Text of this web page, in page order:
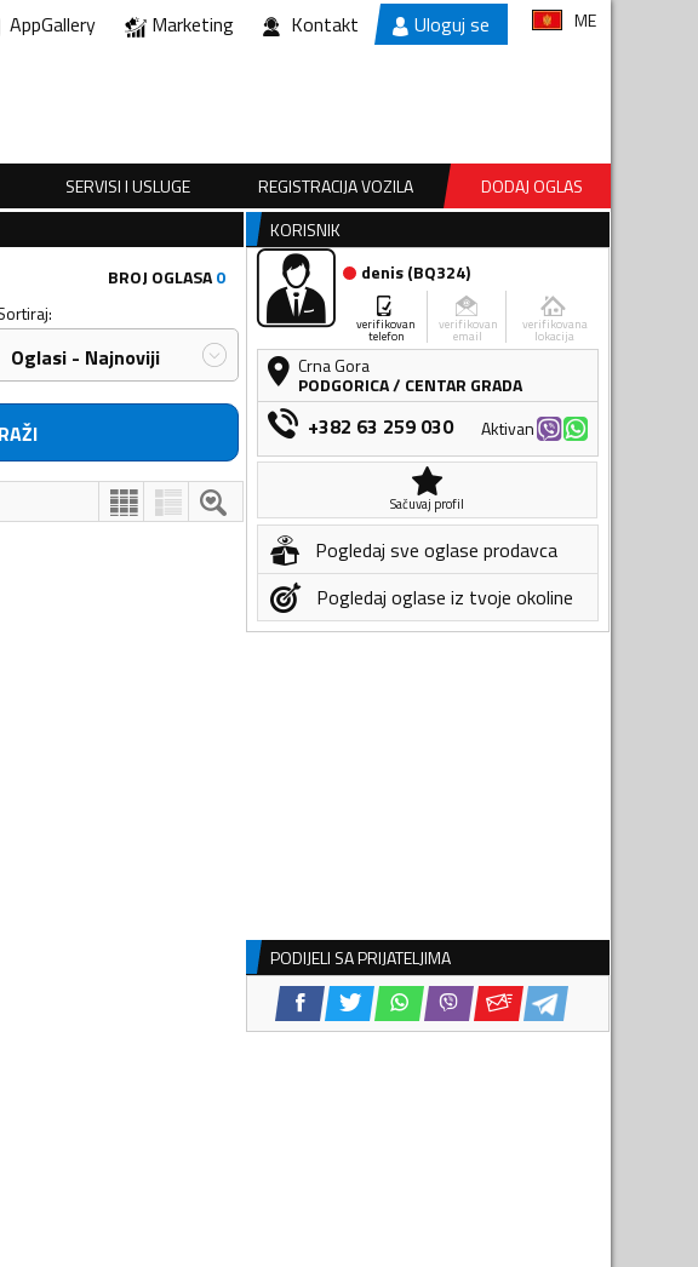
AppGallery Marketing Kontakt Uloguj se ME
SERVISI I USLUGE REGISTRACIJA VOZILA
DODAJ OGLAS
BROJ OGLASA0
Oglasi - Najnoviji
KORISNIK
denis(BQ324)
verifikovan
telefon
verifikovan
email
verifikovana
lokacija
Crna Gora
PODGORICA/ CENTAR GRADA
+382 63 259 030 Aktivan
Sačuvaj profil
Pogledaj sve oglase prodavca
Pogledaj oglase iz tvoje okoline
PODIJELI SA PRIJATELJIMA